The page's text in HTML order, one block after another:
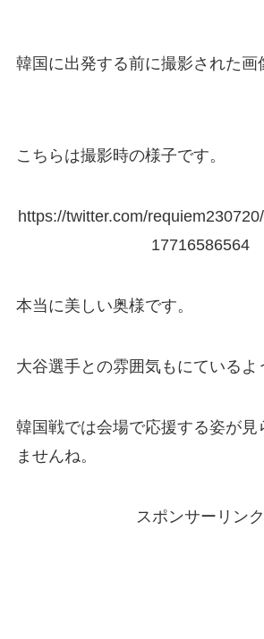
韓国に出発する前に撮影された画
こちらは撮影時の様子です。
https://twitter.com/
17716586564
本当に美しい奥様です。
大谷選手との雰囲気もにているよ
韓国戦では会場で応援する姿が見
ませんね。
スポンサーリンク